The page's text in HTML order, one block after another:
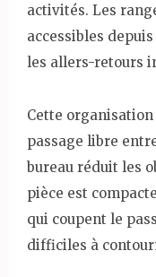
activités. Les
accessibles
les allers-retours
Cette
passage libre
bureau réduit les
pièce est
qui coupent le
difficiles à